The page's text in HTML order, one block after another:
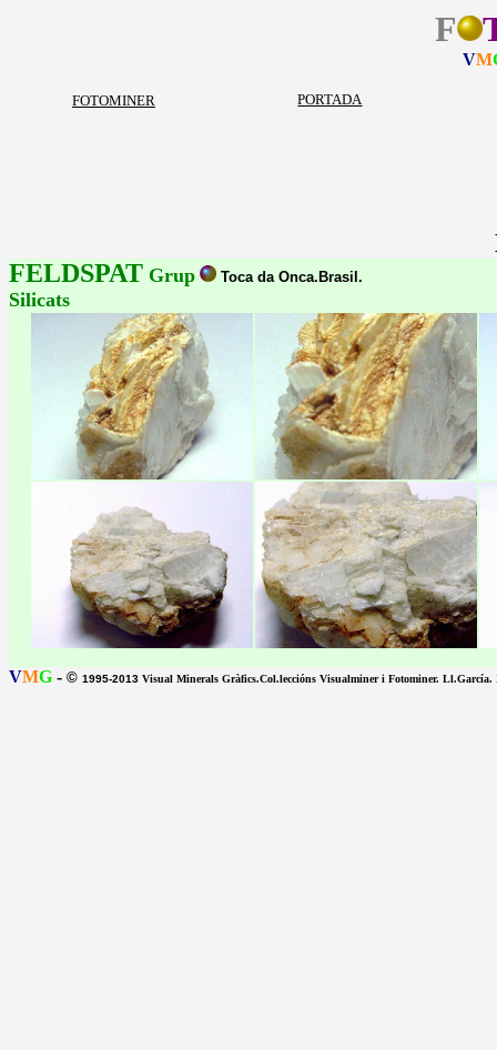
F
VM
FOTOMINER PORTADA
FELDSPAT Grup Toca da Onca.Brasil.
Silicats
VMG - © 1995-2013 Visual Minerals Gràfics.Col.leccións Visualminer i Fotominer.